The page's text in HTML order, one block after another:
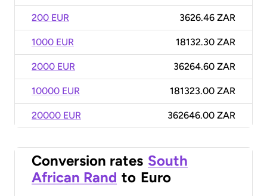
200 EUR 3626.46 ZAR
1000 EUR 18132.30 ZAR
2000 EUR 36264.60 ZAR
10000 EUR 181323.00 ZAR
20000 EUR 362646.00 ZAR
Conversion rates South
African Rand to Euro